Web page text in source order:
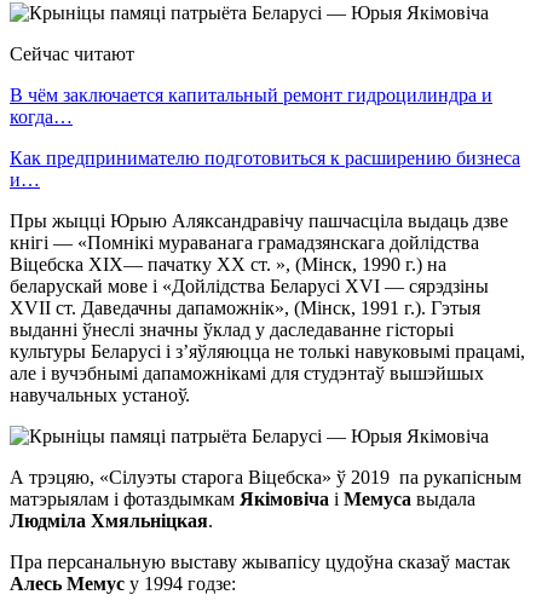
Сейчас читают
В чём заключается капитальный ремонт гидроцилиндра и
когда…
Как предпринимателю подготовиться к расширению бизнеса
и…
Пры жыцці Юрыю Аляксандравічу пашчасціла выдаць дзве
кнігі — «Помнікі мураванага грамадзянскага дойлідства
Віцебска XIX— пачатку XX ст. », (Мінск, 1990 г.) на
беларускай мове і «Дойлідства Беларусі XVI — сярэдзіны
XVII ст. Даведачны дапаможнік», (Мінск, 1991 г.). Гэтыя
выданні ўнеслі значны ўклад у даследаванне гісторыі
культуры Беларусі і з’яўляюцца не толькі навуковымі працамі,
але і вучэбнымі дапаможнікамі для студэнтаў вышэйшых
навучальных устаноў.
А трэцяю, «Сілуэты старога Віцебска» ў 2019 па рукапісным
матэрыялам і фотаздымкам Якімовіча і Мемуса выдала
Людміла Хмяльніцкая.
Пра персанальную выставу жывапісу цудоўна сказаў мастак
Алесь Мемус у 1994 годзе: